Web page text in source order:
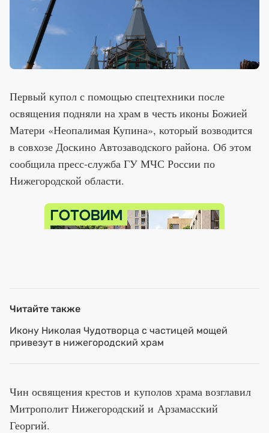
Первый купол с помощью спецтехники после
освящения подняли на храм в честь иконы Божией
Матери «Неопалимая Купина», который возводится
в совхозе Доскино Автозаводского района. Об этом
сообщила пресс-служба ГУ МЧС России по
Нижегородской области.
Читайте также
Икону Николая Чудотворца с частицей мощей
привезут в нижегородский храм
Чин освящения крестов и куполов храма возглавил
Митрополит Нижегородский и Арзамасский
Георгий.